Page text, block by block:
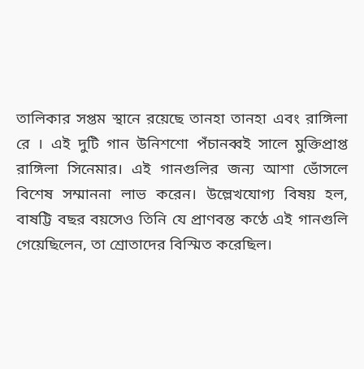
তালিকার সপ্তম স্থানে রয়েছে তানহা তানহা এবং রাঙ্গিলা
রে । এই দুটি গান উনিশশো পঁচানব্বই সালে মুক্তিপ্রাপ্ত
রাঙ্গিলা সিনেমার। এই গানগুলির জন্য আশা ভোঁসলে
বিশেষ সম্মাননা লাভ করেন। উল্লেখযোগ্য বিষয় হল,
বাষট্টি বছর বয়সেও তিনি যে প্রাণবন্ত কণ্ঠে এই গানগুলি
গেয়েছিলেন, তা শ্রোতাদের বিস্মিত করেছিল।